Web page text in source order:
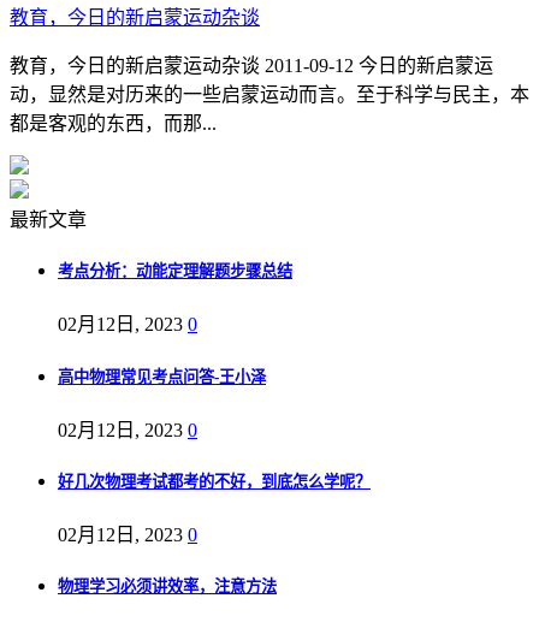
教育，今日的新启蒙运动杂谈
教育，今日的新启蒙运动杂谈 2011-09-12 今日的新启蒙运
动，显然是对历来的一些启蒙运动而言。至于科学与民主，本
都是客观的东西，而那...
最新文章
考点分析：动能定理解题步骤总结
02月12日, 2023 0
高中物理常见考点问答-王小泽
02月12日, 2023 0
好几次物理考试都考的不好，到底怎么学呢？
02月12日, 2023 0
物理学习必须讲效率，注意方法